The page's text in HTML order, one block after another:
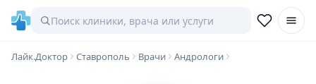
Лайк.Доктор Ставрополь Врачи Андрологи